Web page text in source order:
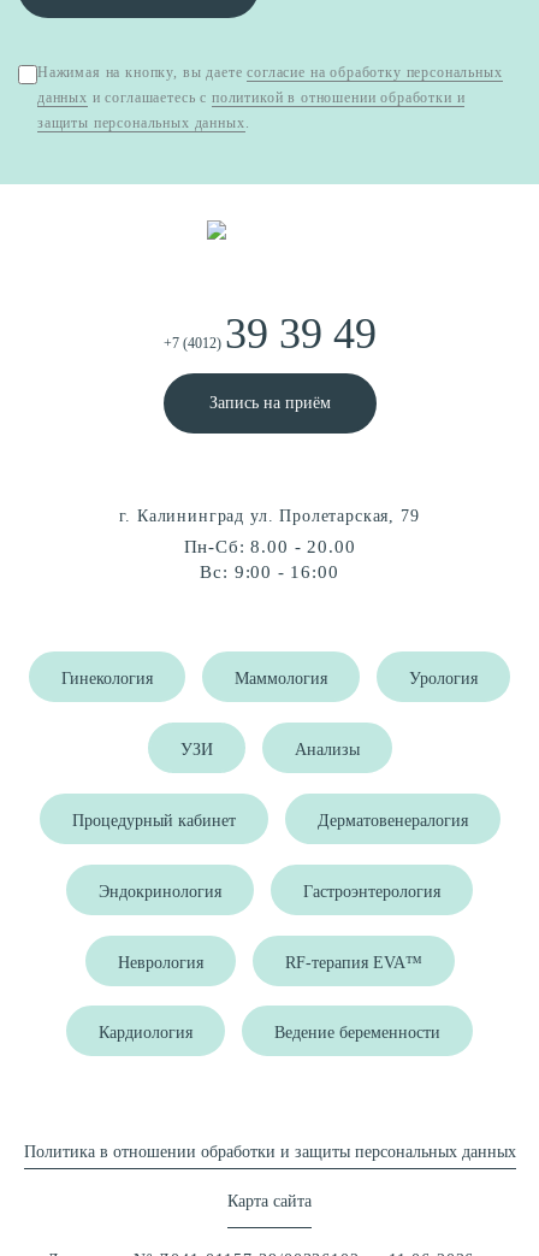
Нажимая на кнопку, вы даетесогласие на обработку персональных
данных и соглашаетесь с политикой в отношении обработки и
защиты персональных данных
+7 (4012) 39 39 49
Запись на приём
г. Калининград ул. Пролетарская, 79
Пн-Сб: 8.00 - 20.00
Вс: 9:00 - 16:00
Гинекология Маммология Урология
УЗИ Анализы
Процедурный кабинет Дерматовенералогия
Эндокринология Гастроэнтерология
Неврология RF-терапия EVA™
Кардиология Ведение беременности
Политика в отношении обработки и защиты персональных данных
Карта сайта